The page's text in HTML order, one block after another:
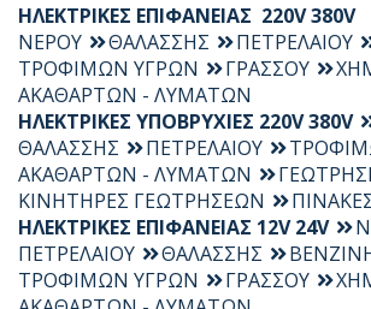
ΗΛΕΚΤΡΙΚΕΣ ΕΠΙΦΑΝΕΙΑΣ 220V 380V
ΝΕΡΟΥ
ΘΑΛΑΣΣΗΣ ΠΕΤΡΕΛΑΙΟΥ
ΤΡΟΦΙΜΩΝ ΥΓΡΩΝ
ΓΡΑΣΣΟΥ
ΑΚΑΘΑΡΤΩΝ - ΛΥΜΑΤΩΝ
ΗΛΕΚΤΡΙΚΕΣ ΥΠΟΒΡΥΧΙΕΣ 220V 380V
ΘΑΛΑΣΣΗΣ
ΠΕΤΡΕΛΑΙΟΥ
ΑΚΑΘΑΡΤΩΝ - ΛΥΜΑΤΩΝ
ΚΙΝΗΤΗΡΕΣ ΓΕΩΤΡΗΣΕΩΝ
ΗΛΕΚΤΡΙΚΕΣ ΕΠΙΦΑΝΕΙΑΣ 12V 24V
ΠΕΤΡΕΛΑΙΟΥ
ΘΑΛΑΣΣΗΣ
ΤΡΟΦΙΜΩΝ ΥΓΡΩΝ
ΓΡΑΣΣΟΥ